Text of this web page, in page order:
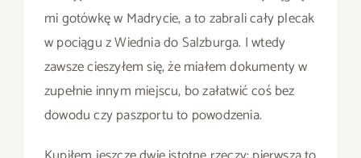
mi gotówkę w Madrycie, a to zabrali cały plecak
w pociągu z Wiednia do Salzburga. I wtedy
zawsze cieszyłem się, że miałem dokumenty w
zupełnie innym miejscu, bo załatwić coś bez
dowodu czy paszportu to powodzenia.